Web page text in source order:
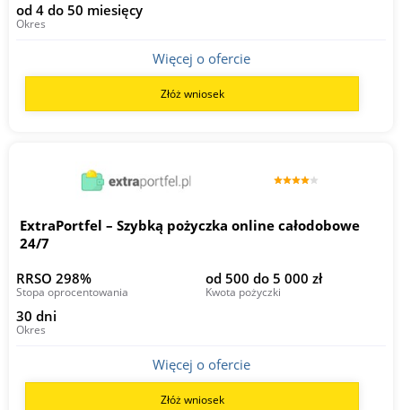
od 4 do 50 miesięcy
Okres
Więcej o ofercie
Złóż wniosek
ExtraPortfel – Szybką pożyczka online całodobowe
24/7
RRSO 298%
Stopa oprocentowania
od 500 do 5 000 zł
Kwota pożyczki
30 dni
Okres
Więcej o ofercie
Złóż wniosek